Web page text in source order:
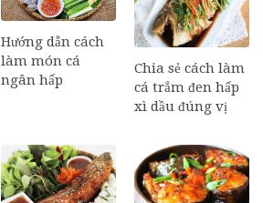
Hướng dẫn cách
làm món cá
ngân hấp
Chia sẻ cách làm
cá trắm đen hấp
xì dầu đúng vị